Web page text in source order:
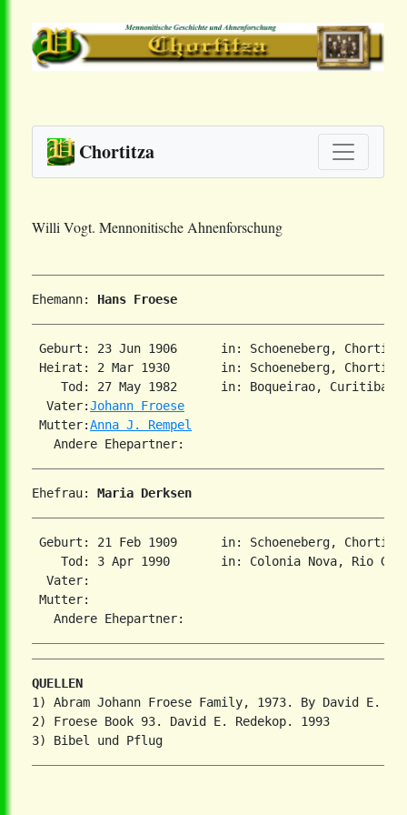
Chortitza
Willi Vogt. Mennonitische Ahnenforschung
Ehemann: Hans Froese
Geburt: 23 Jun 1906      in: Schoeneberg,
Heirat: 2 Mar 1930       in: Schoeneberg,
Tod: 27 May 1982      in: Boqueirao,
  Vater:
Johann Froese
Mutter:Anna J. Rempel
Ehefrau: Maria Derksen
Geburt: 21 Feb 1909      in: Schoeneberg,
Tod: 3 Apr 1990       in: Colonia Nova, Rio
  Vater:
Mutter:
QUELLEN
1) Abram Johann Froese Family, 1973. By David E.
2) Froese Book 93. David E. Redekop. 1993